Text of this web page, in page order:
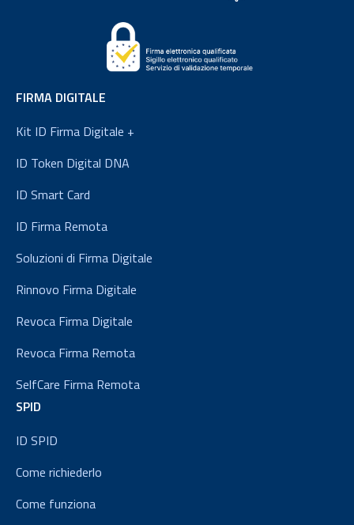
FIRMA DIGITALE
Kit ID Firma Digitale +
ID Token Digital DNA
ID Smart Card
ID Firma Remota
Soluzioni di Firma Digitale
Rinnovo Firma Digitale
Revoca Firma Digitale
Revoca Firma Remota
SelfCare Firma Remota
SPID
ID SPID
Come richiederlo
Come funziona